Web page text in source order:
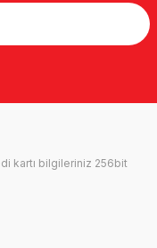
kartı bilgileriniz 256bit